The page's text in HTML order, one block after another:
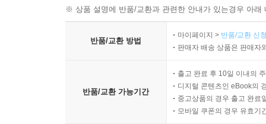
※ 상품 설명에 반품/교환과 관련한 안내가 있는경우 아
반품/교환 방법
마이페이지 > 반품/교환 신
판매자 배송 상품은 판매자
반품/교환 가능기간
출고 완료 후 10일 이내의
디지털 콘텐츠인 eBook의
중고상품의 경우 출고 완료
모바일 쿠폰의 경우 유효기